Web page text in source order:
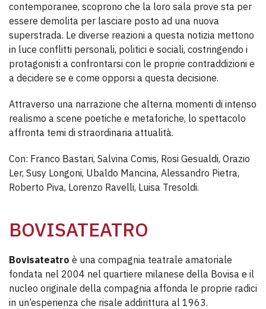
contemporanee, scoprono che la loro sala prove sta per
essere demolita per lasciare posto ad una nuova
superstrada. Le diverse reazioni a questa notizia mettono
in luce conflitti personali, politici e sociali, costringendo i
protagonisti a confrontarsi con le proprie contraddizioni e
a decidere se e come opporsi a questa decisione.
Attraverso una narrazione che alterna momenti di intenso
realismo a scene poetiche e metaforiche, lo spettacolo
affronta temi di straordinaria attualità.
Con: Franco Bastari, Salvina Comis, Rosi Gesualdi, Orazio
Ler, Susy Longoni, Ubaldo Mancina, Alessandro Pietra,
Roberto Piva, Lorenzo Ravelli, Luisa Tresoldi.
BOVISATEATRO
Bovisateatro è una compagnia teatrale amatoriale
fondata nel 2004 nel quartiere milanese della Bovisa e il
nucleo originale della compagnia affonda le proprie radici
in un’esperienza che risale addirittura al 1963.